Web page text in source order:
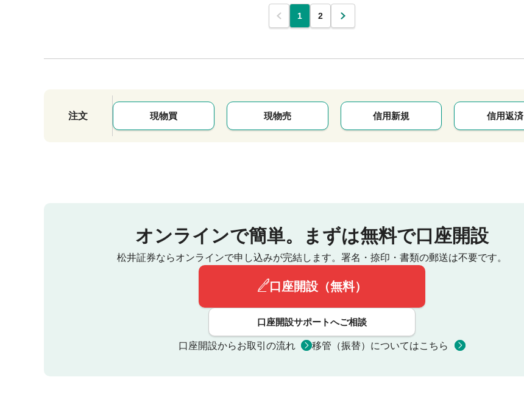
1 2
注文 現物買 現物売 信用新規 信用返済
オンラインで簡単。 まずは無料で口座開設
松井証券ならオンラインで申し込みが完結します。 署名・捺印・書類の郵送は不要です。
口座開設（無料）
口座開設サポートへご相談
口座開設からお取引の流れ 移管（振替）についてはこちら